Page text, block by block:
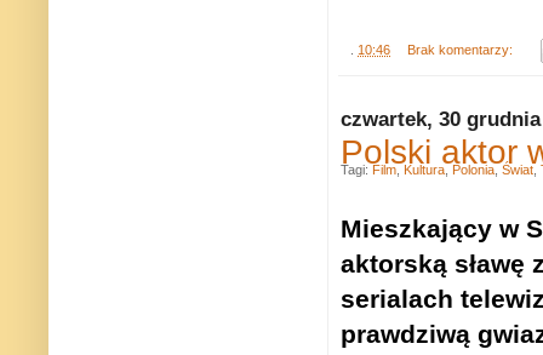
10:46 Brak komentarzy:
czwartek, 30 grudnia
Polski aktor
Mieszkający w
aktorską sławę
serialach
prawdziwą
Tagi: Film Kultura Polonia Świat